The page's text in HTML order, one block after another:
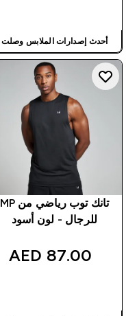
أحدث إصدارات الملابس وصلت
تانك توب رياضي من MP
للرجال - لون أسود
87.00 AED‎